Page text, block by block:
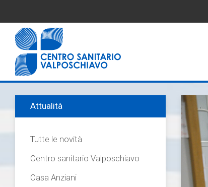
Attualità
Tutte le novità
Centro sanitario Valposchiavo
Casa Anziani